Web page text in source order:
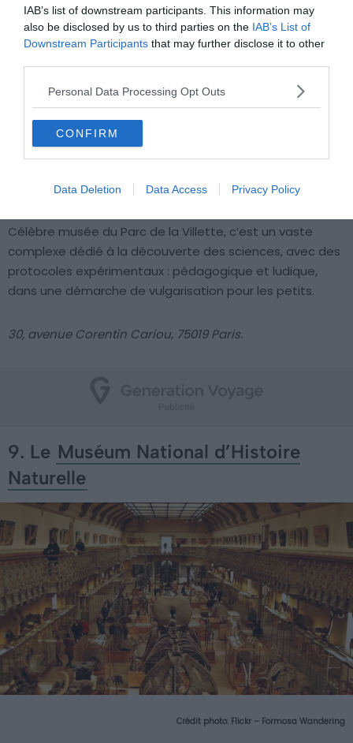
IAB’s list of downstream participants. This information may
also be disclosed by us to third parties on the IAB’s List of
Downstream Participants that may further disclose it to other
Personal Data Processing Opt Outs
CONFIRM
Data Deletion Data Access Privacy Policy
Flickr – coolmonfrere
Célèbre musée du Parc de la Villette, c’est un vaste
complexe dédié à la découverte des sciences, avec des
protocoles expérimentaux : pédagogique et ludique,
dans une démarche de vulgarisation pour les petits.
30, avenue Corentin Cariou, 75019 Paris.
9. Le Muséum National d’Histoire
Naturelle
Crédit photo: Flickr – Formosa Wandering